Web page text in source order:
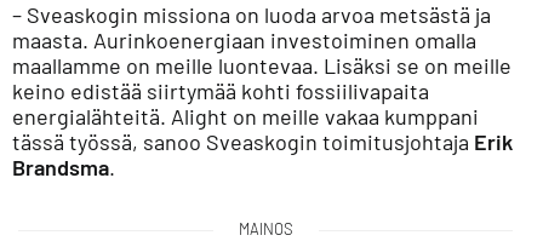
– Sveaskogin missiona on luoda arvoa metsästä ja
maasta. Aurinkoenergiaan investoiminen omalla
maallamme on meille luontevaa. Lisäksi se on meille
keino edistää siirtymää kohti fossiilivapaita
energialähteitä. Alight on meille vakaa kumppani
tässä työssä, sanoo Sveaskogin toimitusjohtaja Erik
Brandsma.
MAINOS